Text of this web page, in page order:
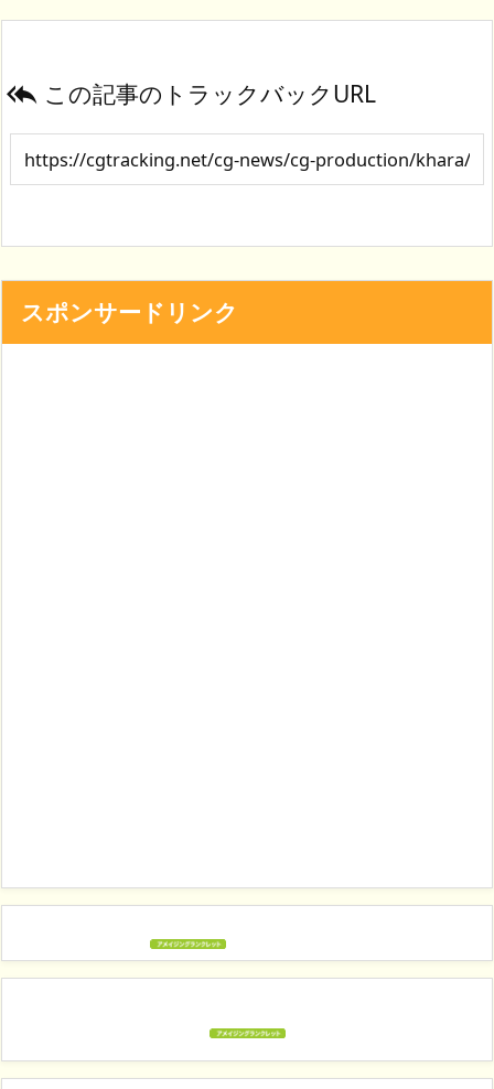
 この記事のトラックバックURL
スポンサードリンク